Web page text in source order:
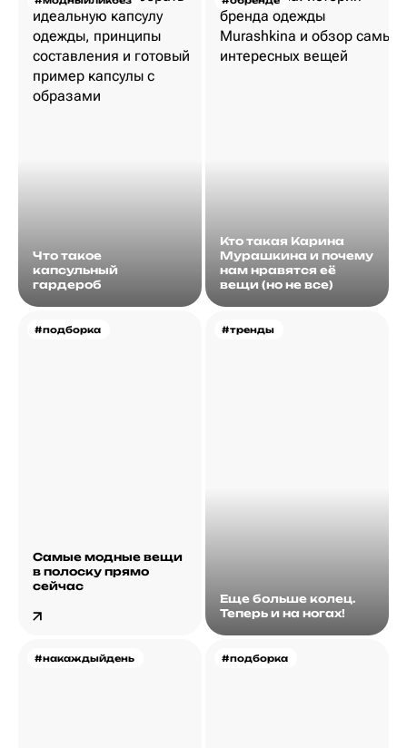
Что такое
капсульный
гардероб
Кто такая Карина
Мурашкина и почему
нам нравятся её
вещи (но не все)
#подборка
Самые модные вещи
в полоску прямо
сейчас
#тренды
Еще больше колец.
Теперь и на ногах!
#накаждыйдень #подборка